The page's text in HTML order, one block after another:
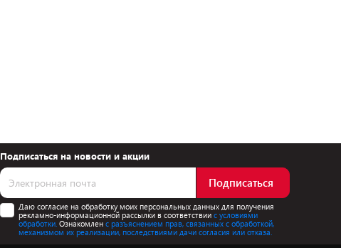
Подписаться на новости и акции
Подписаться
Даю согласие на обработку моих персональных данных для получения
рекламно-информационной рассылки в соответствиис условиями
обработки. Ознакомлен с разъяснением прав, связанных с обработкой,
механизмом их реализации, последствиями дачи согласия или отказа.